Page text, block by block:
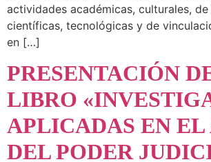
actividades académicas, culturales,
científicas, tecnológicas y de
en […]
PRESENTACIÓN
LIBRO
APLICADAS EN
DEL PODER